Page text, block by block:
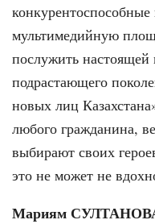
мультимедийную
послужить
подрастающего
новых лиц
любого гражданина,
выбирают своих
это не может не
Мариям